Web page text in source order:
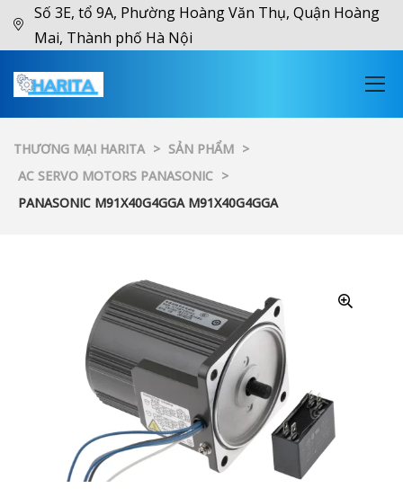
Số 3E, tổ 9A, Phường Hoàng Văn Thụ, Quận Hoàng
Mai, Thành phố Hà Nội
THƯƠNG MẠI HARITA > SẢN PHẨM >
AC SERVO MOTORS PANASONIC >
PANASONIC M91X40G4GGA M91X40G4GGA